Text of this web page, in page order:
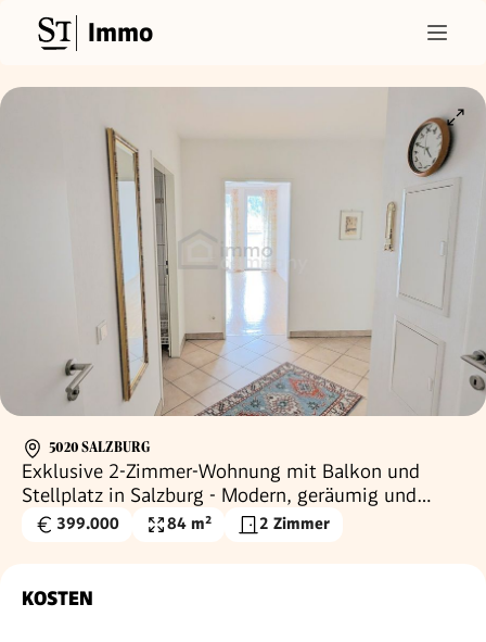
Immo
5020 SALZBURG
Exklusive 2-Zimmer-Wohnung mit Balkon und
Stellplatz in Salzburg - Modern, geräumig und
perfekt gelegen!
Kaufpreis
399.000
Nutzfläche
84 m² 2 Zimmer
KOSTEN